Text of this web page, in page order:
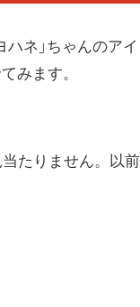
ハネ」ちゃんのア
みます。
たりません。以前